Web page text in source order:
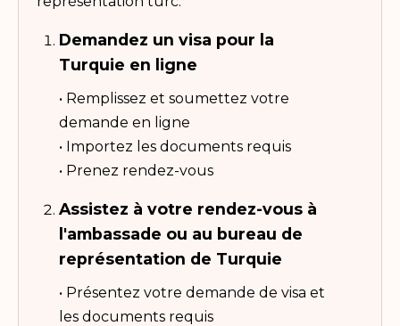
Demandez un visa pour la
Turquie en ligne
• Remplissez et soumettez votre
demande en ligne
• Importez les documents requis
• Prenez rendez-vous
Assistez à votre rendez-vous à
l'ambassade ou au bureau de
représentation de Turquie
• Présentez votre demande de visa et
les documents requis